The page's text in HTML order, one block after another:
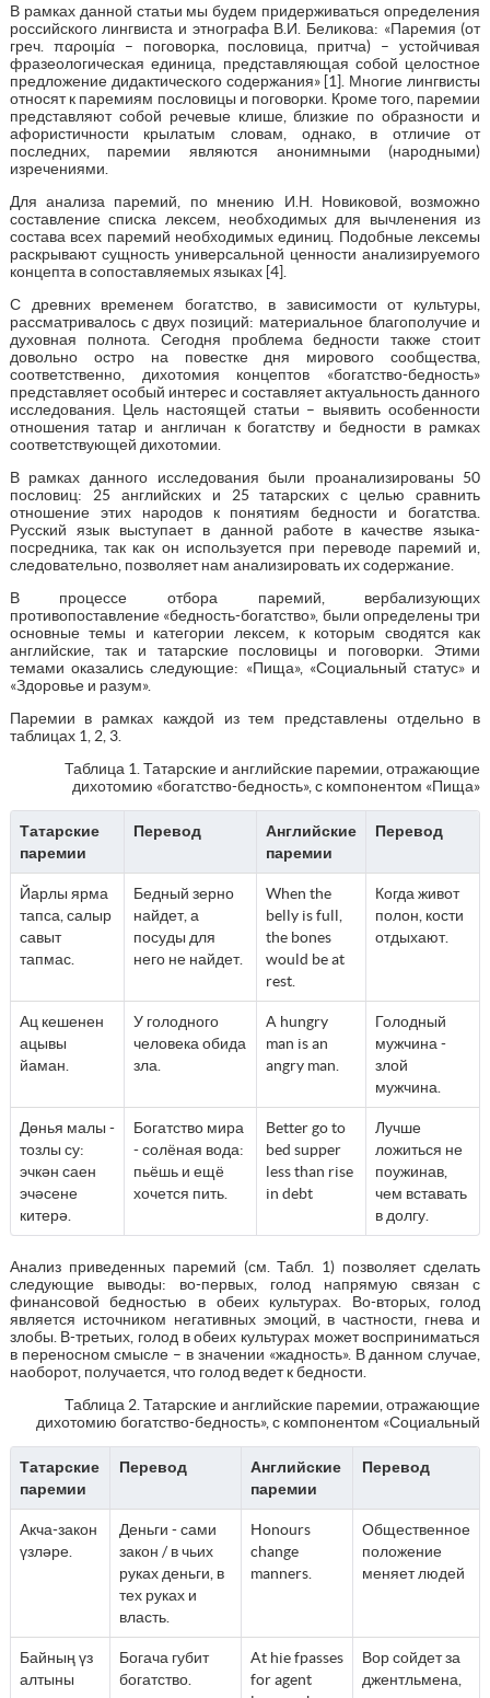
В рамках данной статьи мы будем придерживаться определения
российского лингвиста и этнографа В.И. Беликова: «Паремия (от
греч. παροιμία – поговорка, пословица, притча) – устойчивая
фразеологическая единица, представляющая собой целостное
предложение дидактического содержания» [1]. Многие лингвисты
относят к паремиям пословицы и поговорки. Кроме того, паремии
представляют собой речевые клише, близкие по образности и
афористичности крылатым словам, однако, в отличие от
последних, паремии являются анонимными (народными)
изречениями.
Для анализа паремий, по мнению И.Н. Новиковой, возможно
составление списка лексем, необходимых для вычленения из
состава всех паремий необходимых единиц. Подобные лексемы
раскрывают сущность универсальной ценности анализируемого
концепта в сопоставляемых языках [4].
С древних временем богатство, в зависимости от культуры,
рассматривалось с двух позиций: материальное благополучие и
духовная полнота. Сегодня проблема бедности также стоит
довольно остро на повестке дня мирового сообщества,
соответственно, дихотомия концептов «богатство-бедность»
представляет особый интерес и составляет актуальность данного
исследования. Цель настоящей статьи – выявить особенности
отношения татар и англичан к богатству и бедности в рамках
соответствующей дихотомии.
В рамках данного исследования были проанализированы 50
пословиц: 25 английских и 25 татарских с целью сравнить
отношение этих народов к понятиям бедности и богатства.
Русский язык выступает в данной работе в качестве языка-
посредника, так как он используется при переводе паремий и,
следовательно, позволяет нам анализировать их содержание.
В процессе отбора паремий, вербализующих
противопоставление «бедность-богатство», были определены три
основные темы и категории лексем, к которым сводятся как
английские, так и татарские пословицы и поговорки. Этими
темами оказались следующие: «Пища», «Социальный статус» и
«Здоровье и разум».
Паремии в рамках каждой из тем представлены отдельно в
таблицах 1, 2, 3.
Таблица 1. Татарские и английские паремии, отражающие
дихотомию «богатство-бедность», с компонентом «Пища»
Татарские
паремии
Перевод
Английские
паремии
Перевод
Йарлы ярма
тапса, салыр
савыт
тапмас.
Бедный зерно
найдет, а
посуды для
него не найдет.
When the
belly is full,
the bones
would be at
rest.
Когда живот
полон, кости
отдыхают.
Ац кешенен
ацывы
йаман.
У голодного
человека обида
зла.
A hungry
man is an
angry man.
Голодный
мужчина -
злой
мужчина.
Дөнья малы -
тозлы су:
эчкән саен
эчәсене
китерә.
Богатство мира
- солёная вода:
пьёшь и ещё
хочется пить.
Better go to
bed supper
less than rise
in debt
Лучше
ложиться не
поужинав,
чем вставать
в долгу.
Анализ приведенных паремий (см. Табл. 1) позволяет сделать
следующие выводы: во-первых, голод напрямую связан с
финансовой бедностью в обеих культурах. Во-вторых, голод
является источником негативных эмоций, в частности, гнева и
злобы. В-третьих, голод в обеих культурах может восприниматься
в переносном смысле – в значении «жадность». В данном случае,
наоборот, получается, что голод ведет к бедности.
Таблица 2. Татарские и английские паремии, отражающие
дихотомию богатство-бедность», с компонентом «Социальный
Татарские
паремии
Перевод
Английские
паремии
Перевод
Акча-закон
үзләре.
Деньги - сами
закон / в чьих
руках деньги, в
тех руках и
власть.
Honours
change
manners.
Общественное
положение
меняет людей
Байның үз
алтыны
Богача губит
богатство.
At hie fpasses
for agent
Вор сойдет за
джентльмена,